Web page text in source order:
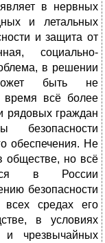
в нервных
и летальных
и защита от
социально-
в решении
быть не
время всё более
рядовых граждан
безопасности
обеспечения. Не
обществе, но всё
в России
безопасности
всех средах его
в условиях
чрезвычайных